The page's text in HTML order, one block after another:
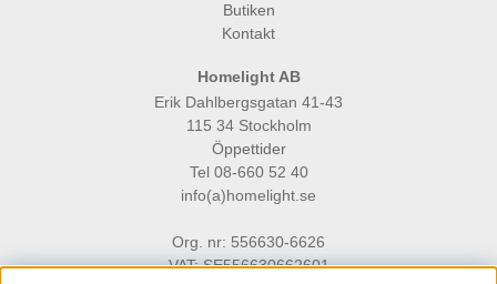
Butiken
Kontakt
Homelight AB
Erik Dahlbergsgatan 41-43
115 34 Stockholm
Öppettider
Tel 08-660 52 40
info(a)homelight.se
Org. nr: 556630-6626
VAT: SE556630662601